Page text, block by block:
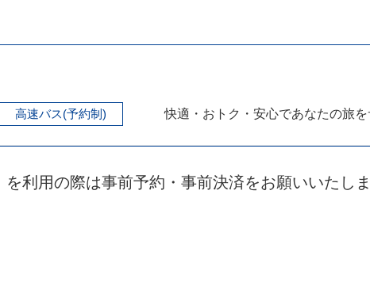
高速バス(予約制) 快適・おトク・安心であなたの旅
利用の際は事前予約・事前決済をお願いいたしま